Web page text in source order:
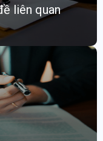
liên quan